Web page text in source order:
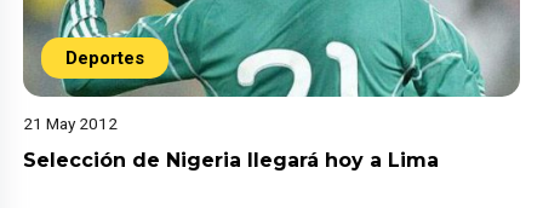
Deportes
21 May 2012
Selección de Nigeria llegará hoy a Lima